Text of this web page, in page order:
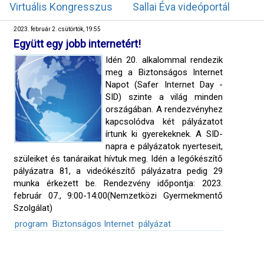
Virtuális Kongresszus Sallai Éva videóportál
2023. február 2. csütörtök, 19:55
Együtt egy jobb internetért!
Idén 20. alkalommal rendezik
meg a Biztonságos Internet
Napot (Safer Internet Day -
SID) szinte a világ minden
országában. A rendezvényhez
kapcsolódva két pályázatot
írtunk ki gyerekeknek. A SID-
napra e pályázatok nyerteseit,
szüleiket és tanáraikat hívtuk meg. Idén a legókészítő
pályázatra 81, a videókészítő pályázatra pedig 29
munka érkezett be. Rendezvény időpontja: 2023.
február 07., 9:00-14:00(Nemzetközi Gyermekmentő
Szolgálat)
program Biztonságos Internet pályázat